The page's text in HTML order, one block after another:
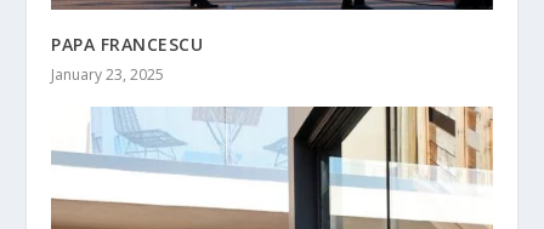
PAPA FRANCESCU
January 23, 2025